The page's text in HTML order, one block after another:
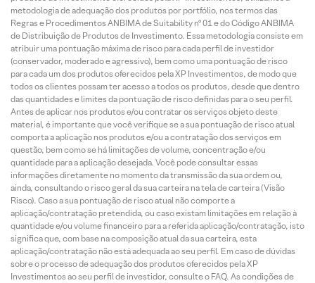
metodologia de adequação dos produtos por portfólio, nos termos das
Regras e Procedimentos ANBIMA de Suitability nº 01 e do Código ANBIMA
de Distribuição de Produtos de Investimento. Essa metodologia consiste em
atribuir uma pontuação máxima de risco para cada perfil de investidor
(conservador, moderado e agressivo), bem como uma pontuação de risco
para cada um dos produtos oferecidos pela XP Investimentos, de modo que
todos os clientes possam ter acesso a todos os produtos, desde que dentro
das quantidades e limites da pontuação de risco definidas para o seu perfil.
Antes de aplicar nos produtos e/ou contratar os serviços objeto deste
material, é importante que você verifique se a sua pontuação de risco atual
comporta a aplicação nos produtos e/ou a contratação dos serviços em
questão, bem como se há limitações de volume, concentração e/ou
quantidade para a aplicação desejada. Você pode consultar essas
informações diretamente no momento da transmissão da sua ordem ou,
ainda, consultando o risco geral da sua carteira na tela de carteira (Visão
Risco). Caso a sua pontuação de risco atual não comporte a
aplicação/contratação pretendida, ou caso existam limitações em relação à
quantidade e/ou volume financeiro para a referida aplicação/contratação, isto
significa que, com base na composição atual da sua carteira, esta
aplicação/contratação não está adequada ao seu perfil. Em caso de dúvidas
sobre o processo de adequação dos produtos oferecidos pela XP
Investimentos ao seu perfil de investidor, consulte o FAQ. As condições de